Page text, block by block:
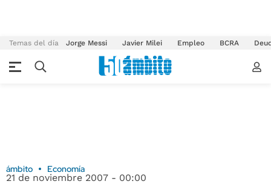
Temas del día Jorge Messi Javier Milei Empleo BCRA
ámbito Economía
21 de noviembre 2007 - 00:00